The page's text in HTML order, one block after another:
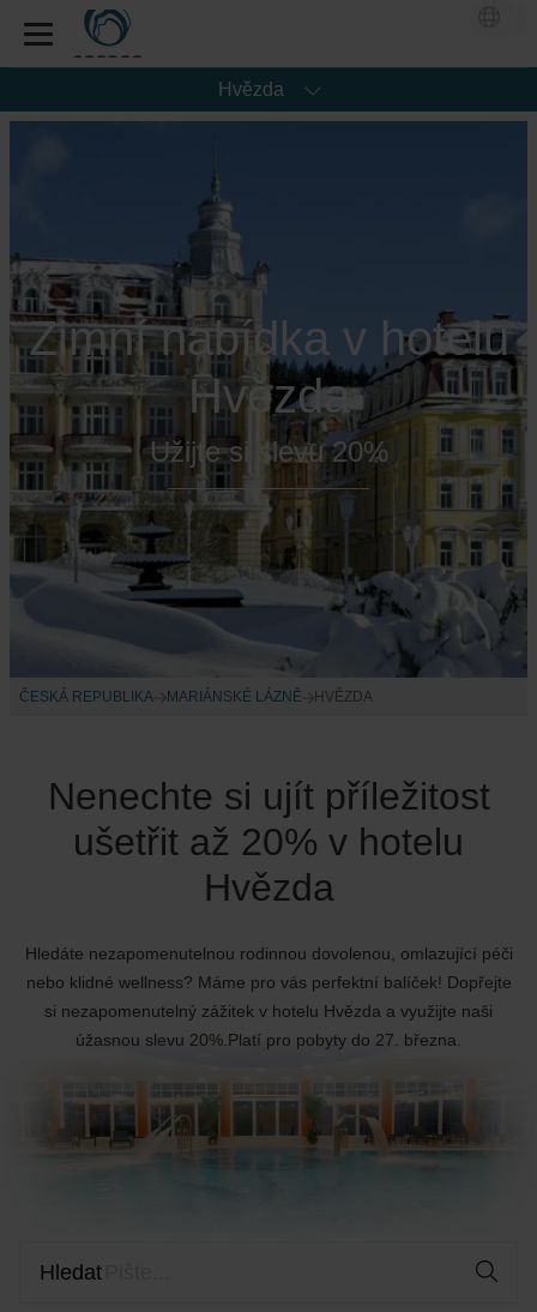
Hvězda
Zimní nabídka v hotelu
Hvězda
Užijte si slevu 20%
ČESKÁ REPUBLIKA MARIÁNSKÉ LÁZNĚ HVĚZDA
Nenechte si ujít příležitost
ušetřit až 20% v hotelu
Hvězda
Hledáte nezapomenutelnou rodinnou dovolenou, omlazující péči
nebo klidné wellness? Máme pro vás perfektní balíček! Dopřejte
si nezapomenutelný zážitek v hotelu Hvězda a využijte naši
úžasnou slevu 20%.Platí pro pobyty do 27. března.
Hledat